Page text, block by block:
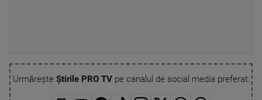
Urmărește Știrile PRO TVpe canalul de social media preferat: